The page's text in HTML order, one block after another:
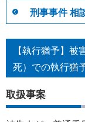
刑事事件 相
【執行猶予】
死）での執行猶
取扱事案